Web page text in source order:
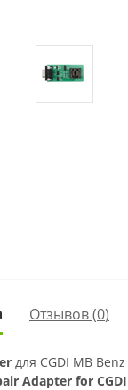
Отзывов (0)
для CGDI MB
Adapter for